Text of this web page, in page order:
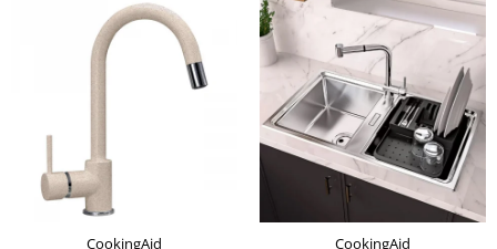
CookingAid CookingAid